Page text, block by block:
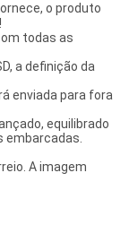
o produto
todas as
a definição da
enviada para fora
equilibrado
embarcadas.
A imagem